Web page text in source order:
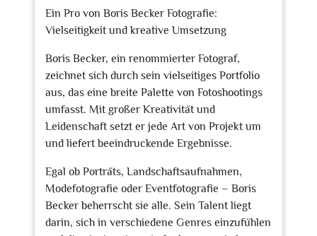
Ein Pro von Boris Becker Fotografie:
Vielseitigkeit und kreative Umsetzung
Boris Becker, ein renommierter Fotograf,
zeichnet sich durch sein vielseitiges Portfolio
aus, das eine breite Palette von Fotoshootings
umfasst. Mit großer Kreativität und
Leidenschaft setzt er jede Art von Projekt um
und liefert beeindruckende Ergebnisse.
Egal ob Porträts, Landschaftsaufnahmen,
Modefotografie oder Eventfotografie – Boris
Becker beherrscht sie alle. Sein Talent liegt
darin, sich in verschiedene Genres einzufühlen